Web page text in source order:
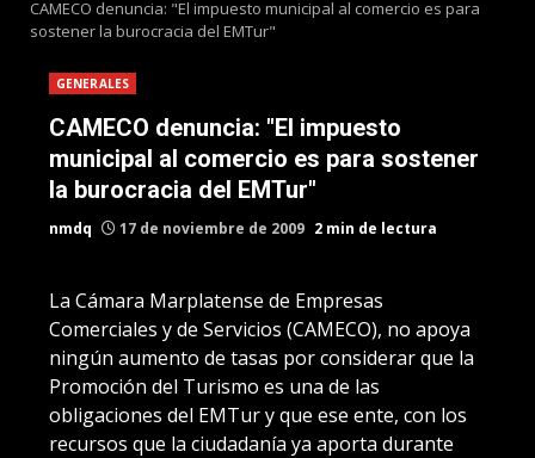
CAMECO denuncia: "El impuesto municipal al comercio es para
sostener la burocracia del EMTur"
GENERALES
CAMECO denuncia: "El impuesto
municipal al comercio es para sostener
la burocracia del EMTur"
nmdq 17 de noviembre de 2009 2 min de lectura
La Cámara Marplatense de Empresas
Comerciales y de Servicios (CAMECO), no apoya
ningún aumento de tasas por considerar que la
Promoción del Turismo es una de las
obligaciones del EMTur y que ese ente, con los
recursos que la ciudadanía ya aporta durante